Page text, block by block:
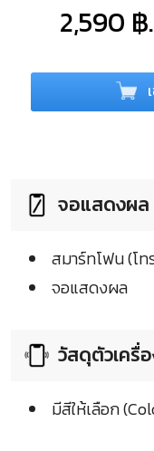
2,590 ฿.
จอแสดงผล
สมาร์ทโฟน (โ
จอแสดงผล
วัสดุตัวเครื่
มีสีให้เลือก